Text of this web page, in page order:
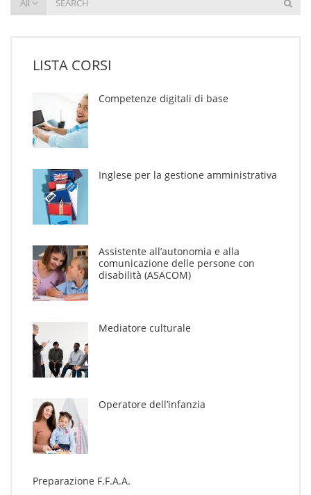
All
LISTA CORSI
Competenze digitali di base
Inglese per la gestione amministrativa
Assistente all’autonomia e alla
comunicazione delle persone con
disabilità (ASACOM)
Mediatore culturale
Operatore dell’infanzia
Preparazione F.F.A.A.